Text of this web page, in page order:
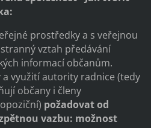
prostředky a s veřejnou
vztah předávání
informací občanům.
využití autority radnice (tedy
občany i členy
požadovat od
vazbu: možnost